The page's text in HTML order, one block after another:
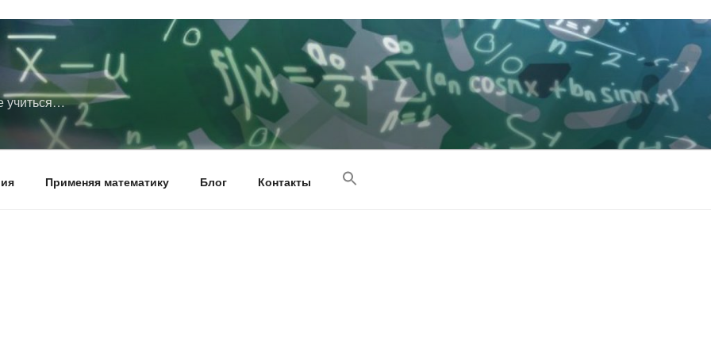
учиться…
Применяя математику Блог Контакты